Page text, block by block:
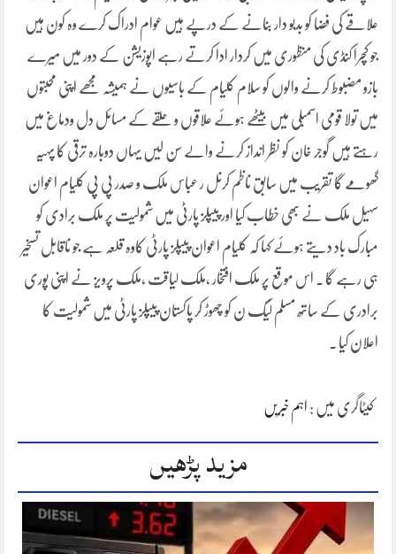
علاقے کی فضا کو بدبو دار بنانے کے درپے ہیں عوام ادراک کرے وہ کون ہیں
جو کچرا کنڈی کی منظوری میں کردار ادا کرتے رہے اپوزیشن کے دور میں میرے
بازو مضبوط کرنے والوں کو سلام کلیام کے باسیوں نے ہمیشہ مجھے اپنی محبتوں
میں تولا قومی اسمبلی میں بیٹھے ہوئے علاقوں و حلقے کے مسائل دل ودماغ میں
رہتے ہیں گوجر خان کو نظر انداز کرنے والے سن لیں یہاں دوبارہ ترقی کا پہیہ
گھومے گا تقریب میں سابق ناظم کرنل ر عباس ملک و صدر پی پی کلیام اعوان
سہیل ملک نے بھی خطاب کیا اور پیپلز پارٹی میں شمولیت پر ملک برادی کو
مبارک باد دیتے ہوئے کہا کہ کلیام اعوان پیپلز پارٹی کاوہ قلعہ ہے جو ناقابل تسخیر
ہی رہے گا ۔ اس موقع پر ملک افتخار ،ملک لیاقت ،ملک پرویز نے اپنی پوری
برادری کے ساتھ مسلم لیگ ن کو چھوڑ کر پاکستان پیپلز پارٹی میں شمولیت کا
اعلان کیا ۔
کیٹاگری میں : اہم خبریں
مزید پڑھیں